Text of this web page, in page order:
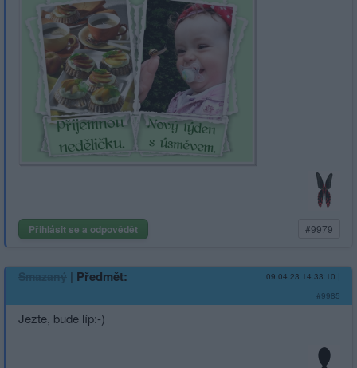
Přihlásit se a odpovědět #9979
Smazaný | Předmět: 09.04.23 14:33:10 |
#9985
Jezte, bude líp:-)